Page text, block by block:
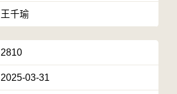
王千瑜
2810
2025-03-31